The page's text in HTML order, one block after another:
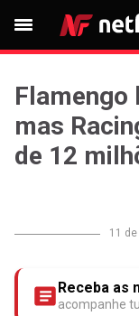
Flamengo
mas
de 12
11
Receba as
acompanhe